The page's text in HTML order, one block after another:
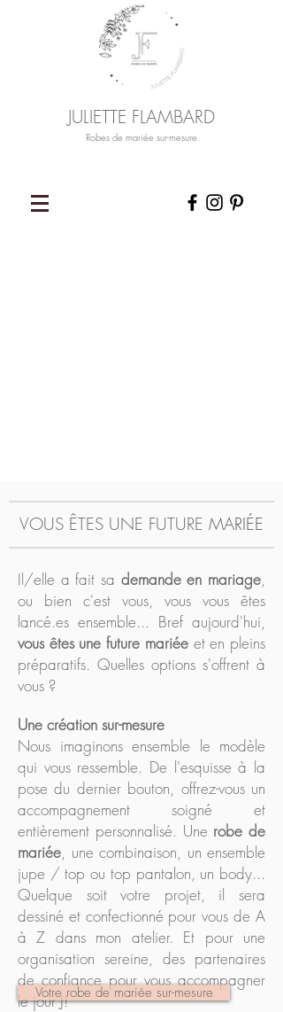
JULIETTE FLAMBARD
Robes de mariée sur-mesure
VOUS ÊTES UNE FUTURE MARIÉE
Il/elle a fait sa demande en mariage,
ou bien c'est vous, vous vous êtes
lancé.es ensemble... Bref aujourd'hui,
vous êtes une future mariéeet en pleins
préparatifs. Quelles options s'offrent à
vous ?
Une création sur-mesure
Nous imaginons ensemble le modèle
qui vous ressemble. De l'esquisse à la
pose du dernier bouton, offrez-vous un
accompagnement soigné et
entièrement personnalisé. Une robe de
mariée, une combinaison, un ensemble
jupe / top ou top pantalon, un body...
Quelque soit votre projet, il sera
dessiné et confectionné pour vous de A
à Z dans mon atelier. Et pour une
organisation sereine, des partenaires
de confiance pour vous accompagner
le jour J!
Votre robe de mariée sur-mesure